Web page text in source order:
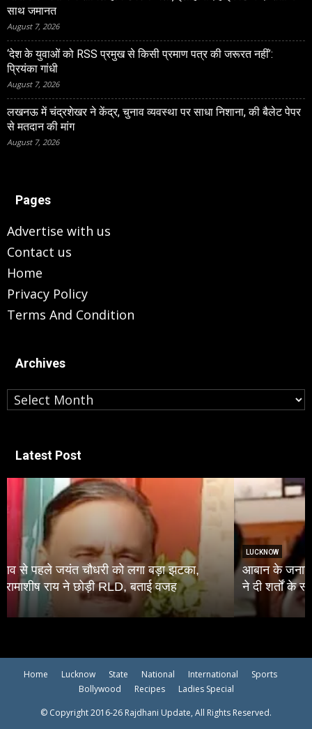
साथ जमानत
August 7, 2026
‘देश के युवाओं को RSS प्रमुख से किसी प्रमाण पत्र की जरूरत नहीं’:
प्रियंका गांधी
August 7, 2026
लखनऊ में चंद्रशेखर ने केंद्र, चुनाव व्यवस्था पर साधा निशाना, की बैलेट पेपर
से मतदान की मांग
August 7, 2026
Pages
Advertise with us
Contact us
Home
Privacy Policy
Terms And Condition
Archives
Archives
Latest Post
LUCKNOW
आबान के जनाजे में शामिल होंगे उमर व अली, इलाहाबाद हाईकोर्ट
ने दी शर्तों के साथ जमानत
Home Lucknow State National International
Sports
Bollywood
Recipes
Ladies Special
© Copyright 2016-26 Rajdhani Update, All Rights Reserved.